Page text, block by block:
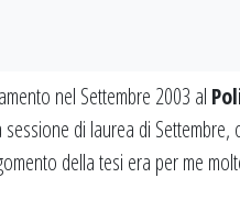
nel Settembre 2003 al
di laurea di
della tesi era per me